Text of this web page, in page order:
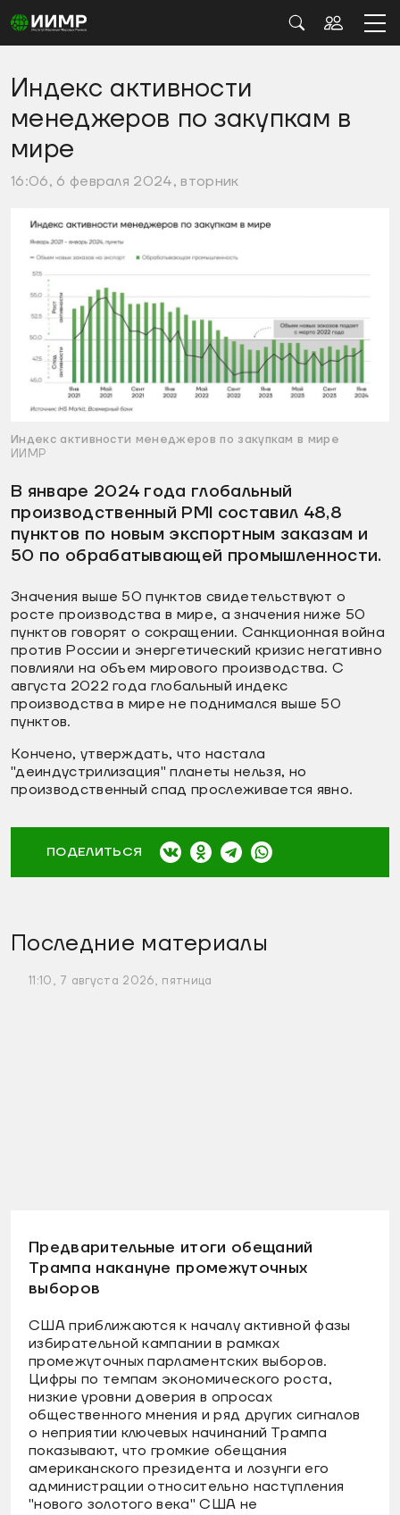
Индекс активности
менеджеров по закупкам в
мире
16:06, 6 февраля 2024, вторник
Индекс активности менеджеров по закупкам в мире
ИИМР
В январе 2024 года глобальный
производственный PMI составил 48,8
пунктов по новым экспортным заказам и
50 по обрабатывающей промышленности.
Значения выше 50 пунктов свидетельствуют о
росте производства в мире, а значения ниже 50
пунктов говорят о сокращении. Санкционная война
против России и энергетический кризис негативно
повлияли на объем мирового производства. С
августа 2022 года глобальный индекс
производства в мире не поднимался выше 50
пунктов.
Кончено, утверждать, что настала
"деиндустрилизация" планеты нельзя, но
производственный спад прослеживается явно.
ПОДЕЛИТЬСЯ
Последние материалы
11:10, 7 августа 2026, пятница
Предварительные итоги обещаний
Трампа накануне промежуточных
выборов
США приближаются к началу активной фазы
избирательной кампании в рамках
промежуточных парламентских выборов.
Цифры по темпам экономического роста,
низкие уровни доверия в опросах
общественного мнения и ряд других сигналов
о неприятии ключевых начинаний Трампа
показывают, что громкие обещания
американского президента и лозунги его
администрации относительно наступления
"нового золотого века" США не